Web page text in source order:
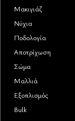
Μακιγιάζ
Νύχια
Ποδολογία
Αποτρίχωση
Σώμα
Μαλλιά
Εξοπλισμός
Bulk